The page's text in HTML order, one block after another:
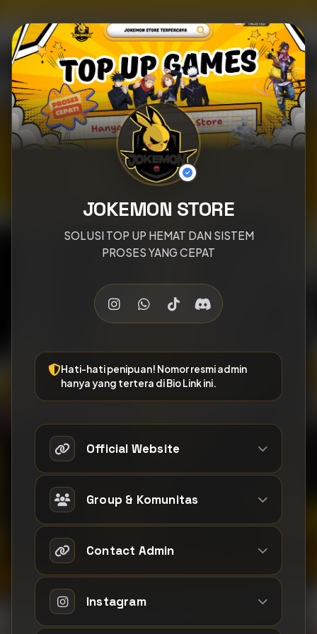
JOKEMON STORE
SOLUSI TOP UP HEMAT DAN SISTEM
PROSES YANG CEPAT
Hati-hati penipuan! Nomor resmi admin
hanya yang tertera di Bio Link ini.
Official Website
Group & Komunitas
Contact Admin
Instagram